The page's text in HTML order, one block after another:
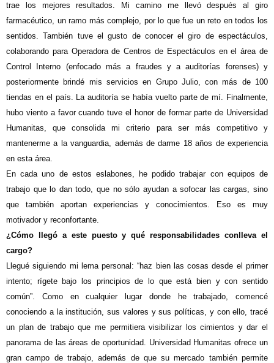
trae los mejores resultados. Mi camino me llevó después al giro
farmacéutico, un ramo más complejo, por lo que fue un reto en todos los
sentidos. También tuve el gusto de conocer el giro de espectáculos,
colaborando para Operadora de Centros de Espectáculos en el área de
Control Interno (enfocado más a fraudes y a auditorías forenses) y
posteriormente brindé mis servicios en Grupo Julio, con más de 100
tiendas en el país. La auditoría se había vuelto parte de mí. Finalmente,
hubo viento a favor cuando tuve el honor de formar parte de Universidad
Humanitas, que consolida mi criterio para ser más competitivo y
mantenerme a la vanguardia, además de darme 18 años de experiencia
en esta área.
En cada uno de estos eslabones, he podido trabajar con equipos de
trabajo que lo dan todo, que no sólo ayudan a sofocar las cargas, sino
que también aportan experiencias y conocimientos. Eso es muy
motivador y reconfortante.
¿Cómo llegó a este puesto y qué responsabilidades conlleva el
cargo?
Llegué siguiendo mi lema personal: “haz bien las cosas desde el primer
intento; rígete bajo los principios de lo que está bien y con sentido
común”. Como en cualquier lugar donde he trabajado, comencé
conociendo a la institución, sus valores y sus políticas, y con ello, tracé
un plan de trabajo que me permitiera visibilizar los cimientos y dar el
panorama de las áreas de oportunidad. Universidad Humanitas ofrece un
gran campo de trabajo, además de que su mercado también permite